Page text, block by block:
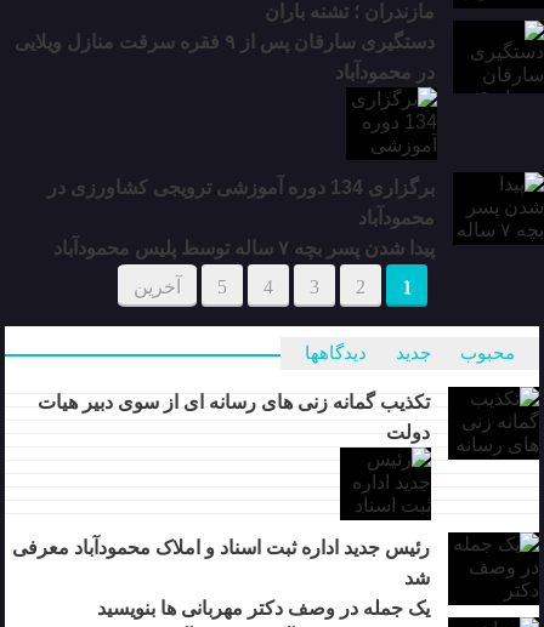
مازندران ؛ تشنه باران
دستگیری سارقان پس از ۹ فقره سرقت منازل ویلایی
در محمودآباد
برگزاری 134 دوره آموزشی ترویجی کشاورزی در
محمودآباد
پیدا شدن پسر بچه ۷ ساله توسط پلیس محمودآباد
1
2
3
4
5 آخرین
محبوب جدید دیدگاهها
تکذیب گمانه زنی های رسانه ای از سوی دبیر هیات
دولت
رئیس جدید اداره ثبت اسناد و املاک محمودآباد معرفی
شد
یک جمله در وصف دکتر مهربانی ها بنویسید